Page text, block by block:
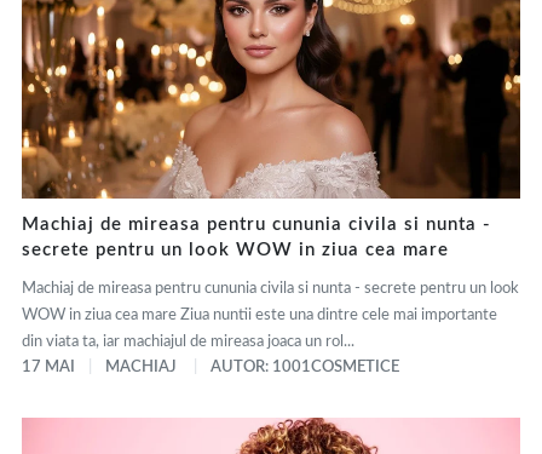
Machiaj de mireasa pentru cununia civila si nunta -
secrete pentru un look WOW in ziua cea mare
Machiaj de mireasa pentru cununia civila si nunta - secrete pentru un look
WOW in ziua cea mare Ziua nuntii este una dintre cele mai importante
din viata ta, iar machiajul de mireasa joaca un rol...
17 MAI
MACHIAJ AUTOR: 1001COSMETICE